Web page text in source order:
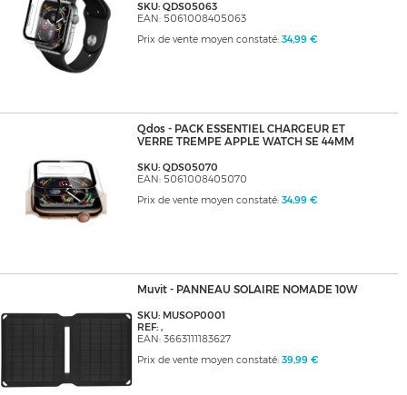
SKU: QDS05063
EAN: 5061008405063
Prix de vente moyen constaté: 34,99 €
Qdos - PACK ESSENTIEL CHARGEUR ET
VERRE TREMPE APPLE WATCH SE 44MM
SKU: QDS05070
EAN: 5061008405070
Prix de vente moyen constaté: 34,99 €
Muvit - PANNEAU SOLAIRE NOMADE 10W
SKU: MUSOP0001
REF: ,
EAN: 3663111183627
Prix de vente moyen constaté: 39,99 €